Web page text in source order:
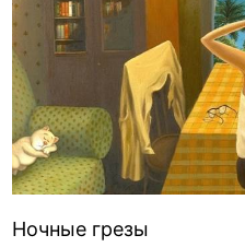
Ночные грезы